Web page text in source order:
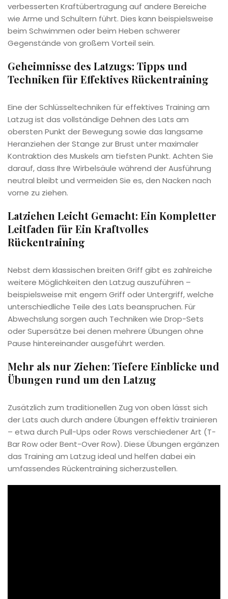
verbesserten Kraftübertragung auf andere Bereiche
wie Arme und Schultern führt. Dies kann beispielsweise
beim Schwimmen oder beim Heben schwerer
Gegenstände von großem Vorteil sein.
Geheimnisse des Latzugs: Tipps und
Techniken für Effektives Rückentraining
Eine der Schlüsseltechniken für effektives Training am
Latzug ist das vollständige Dehnen des Lats am
obersten Punkt der Bewegung sowie das langsame
Heranziehen der Stange zur Brust unter maximaler
Kontraktion des Muskels am tiefsten Punkt. Achten Sie
darauf, dass Ihre Wirbelsäule während der Ausführung
neutral bleibt und vermeiden Sie es, den Nacken nach
vorne zu ziehen.
Latziehen Leicht Gemacht: Ein Kompletter
Leitfaden für Ein Kraftvolles
Rückentraining
Nebst dem klassischen breiten Griff gibt es zahlreiche
weitere Möglichkeiten den Latzug auszuführen –
beispielsweise mit engem Griff oder Untergriff, welche
unterschiedliche Teile des Lats beanspruchen. Für
Abwechslung sorgen auch Techniken wie Drop-Sets
oder Supersätze bei denen mehrere Übungen ohne
Pause hintereinander ausgeführt werden.
Mehr als nur Ziehen: Tiefere Einblicke und
Übungen rund um den Latzug
Zusätzlich zum traditionellen Zug von oben lässt sich
der Lats auch durch andere Übungen effektiv trainieren
– etwa durch Pull-Ups oder Rows verschiedener Art (T-
Bar Row oder Bent-Over Row). Diese Übungen ergänzen
das Training am Latzug ideal und helfen dabei ein
umfassendes Rückentraining sicherzustellen.